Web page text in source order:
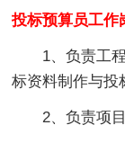
投标预算员工作
1、负责工程
标资料制作与投
2、负责项目